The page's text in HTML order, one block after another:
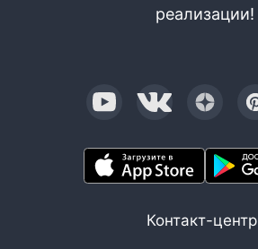
реализации!
Контакт-центр